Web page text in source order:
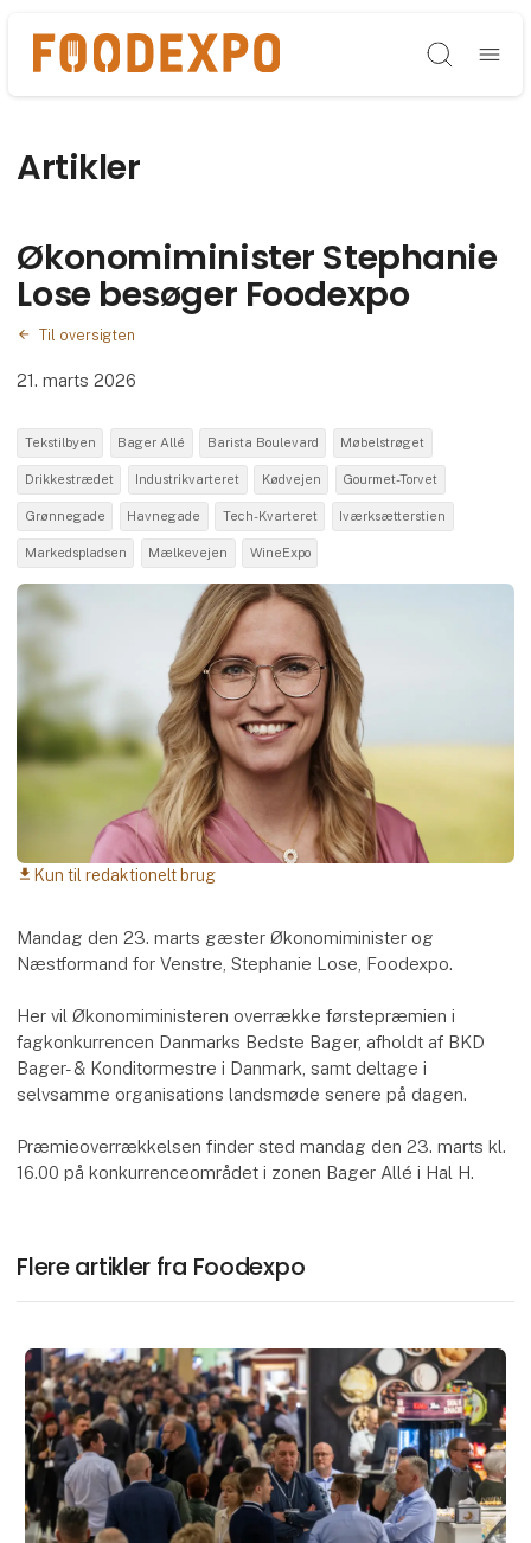
Søg
Artikler
Økonomiminister Stephanie
Lose besøger Foodexpo
Til oversigten
21. marts 2026
Tekstilbyen Bager Allé Barista Boulevard Møbelstrøget
Drikkestrædet Industrikvarteret Kødvejen Gourmet-Torvet
Grønnegade Havnegade Tech-Kvarteret Iværksætterstien
Markedspladsen Mælkevejen WineExpo
download Kun til redaktionelt brug
Mandag den 23. marts gæster Økonomiminister og
Næstformand for Venstre, Stephanie Lose, Foodexpo.
Her vil Økonomiministeren overrække førstepræmien i
fagkonkurrencen Danmarks Bedste Bager, afholdt af BKD
Bager- & Konditormestre i Danmark, samt deltage i
selvsamme organisations landsmøde senere på dagen.
Præmieoverrækkelsen finder sted mandag den 23. marts kl.
16.00 på konkurrenceområdet i zonen Bager Allé i Hal H.
Flere artikler fra Foodexpo